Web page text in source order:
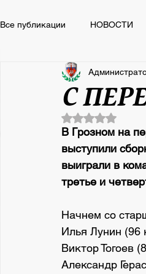
Все публикации НОВОСТИ
НОВОСТИ ВСПОМНИТЬ
Сегодня День Рождения
С
Оценка: не
В Грозном на
выступили
выиграли в
третье и
Начнем со
Илья Лунин (96
Виктор Тогоев
Александр